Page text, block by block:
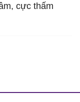
cực thấm